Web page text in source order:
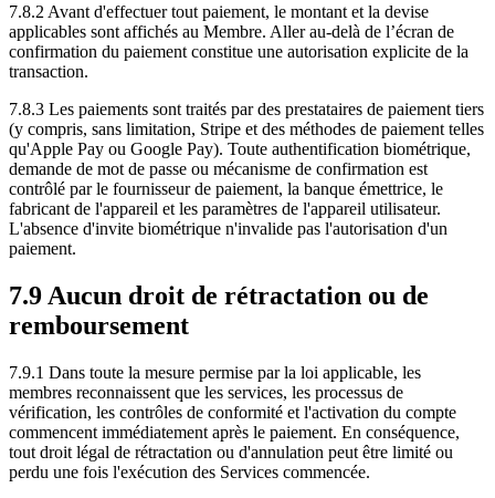
7.8.2 Avant d'effectuer tout paiement, le montant et la devise
applicables sont affichés au Membre. Aller au-delà de l’écran de
confirmation du paiement constitue une autorisation explicite de la
transaction.
7.8.3 Les paiements sont traités par des prestataires de paiement tiers
(y compris, sans limitation, Stripe et des méthodes de paiement telles
qu'Apple Pay ou Google Pay). Toute authentification biométrique,
demande de mot de passe ou mécanisme de confirmation est
contrôlé par le fournisseur de paiement, la banque émettrice, le
fabricant de l'appareil et les paramètres de l'appareil utilisateur.
L'absence d'invite biométrique n'invalide pas l'autorisation d'un
paiement.
7.9 Aucun droit de rétractation ou de
remboursement
7.9.1 Dans toute la mesure permise par la loi applicable, les
membres reconnaissent que les services, les processus de
vérification, les contrôles de conformité et l'activation du compte
commencent immédiatement après le paiement. En conséquence,
tout droit légal de rétractation ou d'annulation peut être limité ou
perdu une fois l'exécution des Services commencée.